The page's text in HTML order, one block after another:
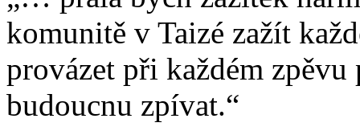
komunitě v Taizé zažít
provázet při každém
budoucnu zpívat.“